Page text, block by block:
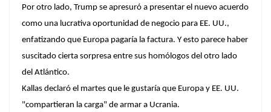
Por otro lado, Trump se apresuró a presentar el nuevo acuerdo
como una lucrativa oportunidad de negocio para EE. UU.,
enfatizando que Europa pagaría la factura. Y esto parece haber
suscitado cierta sorpresa entre sus homólogos del otro lado
del Atlántico.
Kallas declaró el martes que le gustaría que Europa y EE. UU.
"compartieran la carga" de armar a Ucrania.